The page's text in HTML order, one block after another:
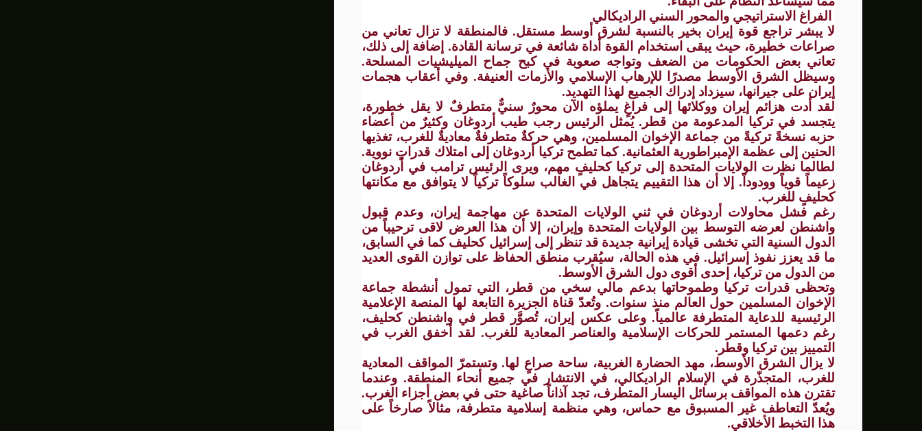
الفراغ الاستراتيجي والمحور السني الراديكالي
لا يبشر تراجع قوة إيران بخير بالنسبة لشرق أوسط مستقل. فالمنطقة لا تزال تعاني من
صراعات خطيرة، حيث يبقى استخدام القوة أداة شائعة في ترسانة القادة. إضافة إلى ذلك،
تعاني بعض الحكومات من الضعف وتواجه صعوبة في كبح جماح الميليشيات المسلحة.
وسيظل الشرق الأوسط مصدرًا للإرهاب الإسلامي والأزمات العنيفة. وفي أعقاب هجمات
إيران على جيرانها، سيزداد إدراك الجميع لهذا التهديد.
لقد أدت هزائم إيران ووكلائها إلى فراغٍ يملؤه الآن محورٌ سنيٌّ متطرفٌ لا يقل خطورة،
يتجسد في تركيا المدعومة من قطر. يُمثل الرئيس رجب طيب أردوغان وكثيرٌ من أعضاء
حزبه نسخةً تركيةً من جماعة الإخوان المسلمين، وهي حركةٌ متطرفةٌ معاديةٌ للغرب، تغذيها
الحنين إلى عظمة الإمبراطورية العثمانية. كما تطمح تركيا أردوغان إلى امتلاك قدراتٍ نووية.
لطالما نظرت الولايات المتحدة إلى تركيا كحليفٍ مهم، ويرى الرئيس ترامب في أردوغان
زعيماً قوياً وودوداً. إلا أن هذا التقييم يتجاهل في الغالب سلوكاً تركياً لا يتوافق مع مكانتها
كحليفٍ للغرب.
رغم فشل محاولات أردوغان في ثني الولايات المتحدة عن مهاجمة إيران، وعدم قبول
واشنطن لعرضه التوسط بين الولايات المتحدة وإيران، إلا أن هذا العرض لاقى ترحيباً من
الدول السنية التي تخشى قيادة إيرانية جديدة قد تنظر إلى إسرائيل كحليف كما في السابق،
ما قد يعزز نفوذ إسرائيل. في هذه الحالة، سيُقرب منطق الحفاظ على توازن القوى العديد
من الدول من تركيا، إحدى أقوى دول الشرق الأوسط.
وتحظى قدرات تركيا وطموحاتها بدعم مالي سخي من قطر، التي تمول أنشطة جماعة
الإخوان المسلمين حول العالم منذ سنوات. وتُعدّ قناة الجزيرة التابعة لها المنصة الإعلامية
الرئيسية للدعاية المتطرفة عالمياً. وعلى عكس إيران، تُصوَّر قطر في واشنطن كحليف،
رغم دعمها المستمر للحركات الإسلامية والعناصر المعادية للغرب. لقد أخفق الغرب في
التمييز بين تركيا وقطر.
لا يزال الشرق الأوسط، مهد الحضارة الغربية، ساحة صراعٍ لها. وتستمرّ المواقف المعادية
للغرب، المتجذّرة في الإسلام الراديكالي، في الانتشار في جميع أنحاء المنطقة. وعندما
تقترن هذه المواقف برسائل اليسار المتطرف، تجد آذاناً صاغية حتى في بعض أجزاء الغرب.
ويُعدّ التعاطف غير المسبوق مع حماس، وهي منظمة إسلامية متطرفة، مثالاً صارخاً على
هذا التخبط الأخلاقي.